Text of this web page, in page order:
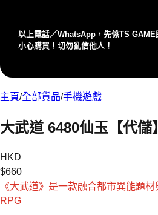
以上電話／WhatsApp，先係TS
⼩⼼購買！切勿亂信他⼈！
主頁/全部貨品/手機遊戲
大武道 6480仙玉【代儲】
HKD
$660
《大武道》是一款融合都市異能題
RPG